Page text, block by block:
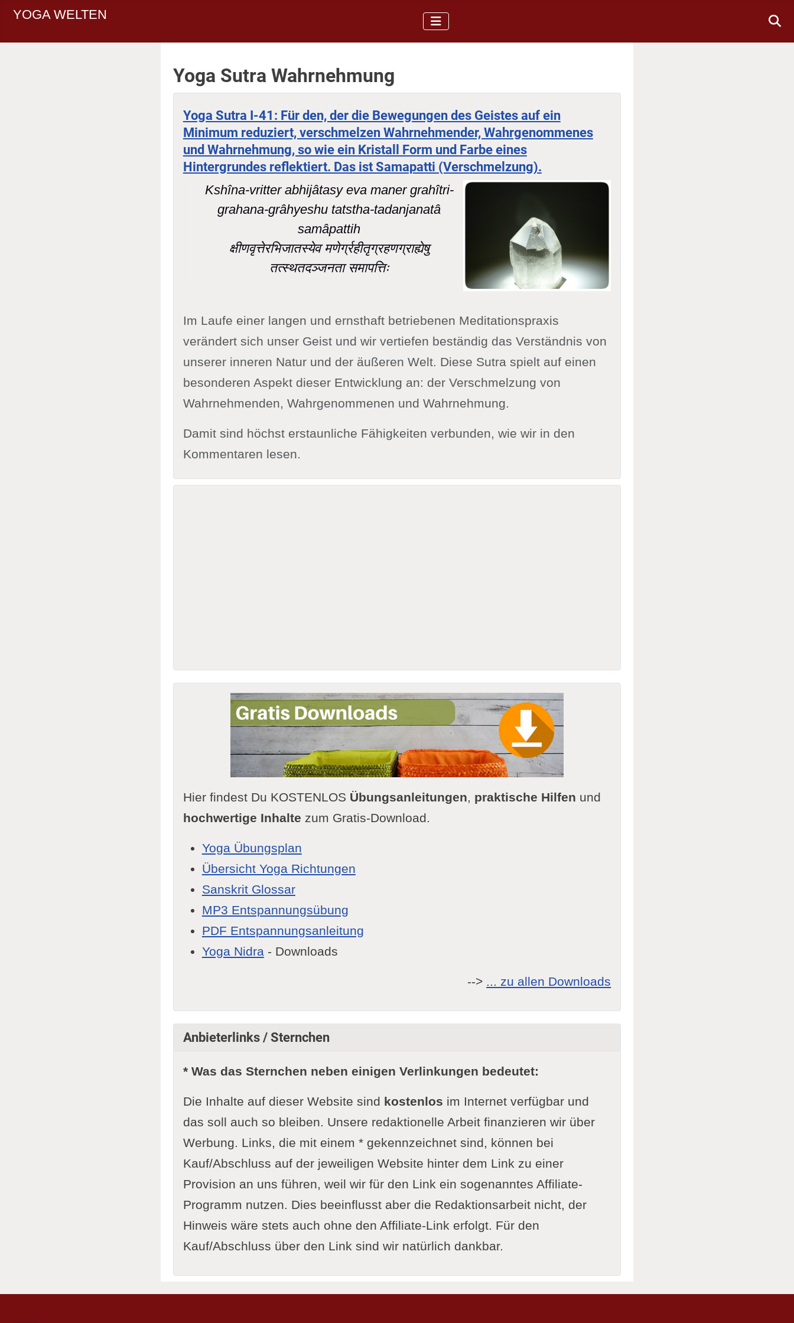
YOGA WELTEN
Yoga Sutra Wahrnehmung
Yoga Sutra I-41: Für den, der die Bewegungen des Geistes auf ein
Minimum reduziert, verschmelzen Wahrnehmender, Wahrgenommenes
und Wahrnehmung, so wie ein Kristall Form und Farbe eines
Hintergrundes reflektiert. Das ist Samapatti (Verschmelzung).
Kshîna-vritter abhijâtasy eva maner grahîtri-
grahana-grâhyeshu tatstha-tadanjanatâ
samâpattih
क्षीणवृत्तेरभिजातस्येव मणेर्ग्रहीतृग्रहणग्राह्येषु
तत्स्थतदञ्जनता समापत्तिः
Im Laufe einer langen und ernsthaft betriebenen Meditationspraxis
verändert sich unser Geist und wir vertiefen beständig das Verständnis von
unserer inneren Natur und der äußeren Welt. Diese Sutra spielt auf einen
besonderen Aspekt dieser Entwicklung an: der Verschmelzung von
Wahrnehmenden, Wahrgenommenen und Wahrnehmung.
Damit sind höchst erstaunliche Fähigkeiten verbunden, wie wir in den
Kommentaren lesen.
Hier findest Du KOSTENLOS Übungsanleitungen, praktische Hilfen und
hochwertige Inhalte zum Gratis-Download.
Yoga Übungsplan
Übersicht Yoga Richtungen
Sanskrit Glossar
MP3 Entspannungsübung
PDF Entspannungsanleitung
Yoga Nidra- Downloads
--> ... zu allen Downloads
Anbieterlinks / Sternchen
* Was das Sternchen neben einigen Verlinkungen bedeutet:
Die Inhalte auf dieser Website sind kostenlos im Internet verfügbar und
das soll auch so bleiben. Unsere redaktionelle Arbeit finanzieren wir über
Werbung. Links, die mit einem * gekennzeichnet sind, können bei
Kauf/Abschluss auf der jeweiligen Website hinter dem Link zu einer
Provision an uns führen, weil wir für den Link ein sogenanntes Affiliate-
Programm nutzen. Dies beeinflusst aber die Redaktionsarbeit nicht, der
Hinweis wäre stets auch ohne den Affiliate-Link erfolgt. Für den
Kauf/Abschluss über den Link sind wir natürlich dankbar.